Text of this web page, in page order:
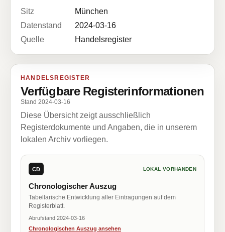
Sitz
München
Datenstand
2024-03-16
Quelle
Handelsregister
HANDELSREGISTER
Verfügbare Registerinformationen
Stand 2024-03-16
Diese Übersicht zeigt ausschließlich
Registerdokumente und Angaben, die in unserem
lokalen Archiv vorliegen.
CD LOKAL VORHANDEN
Chronologischer Auszug
Tabellarische Entwicklung aller Eintragungen auf dem
Registerblatt.
Abrufstand 2024-03-16
Chronologischen Auszug ansehen